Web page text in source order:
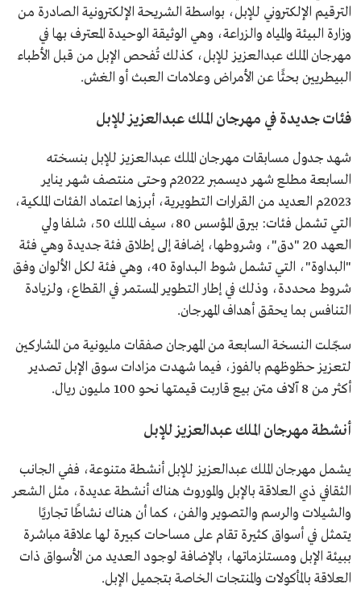
الترقيم الإلكتروني للإبل، بواسطة الشريحة الإلكترونية الصادرة من
وزارة البيئة والمياه والزراعة، وهي الوثيقة الوحيدة المعترف بها في
مهرجان الملك عبدالعزيز للإبل، كذلك تُفحص الإبل من قبل الأطباء
البيطريين بحثًا عن الأمراض وعلامات العبث أو الغش.
فئات جديدة في مهرجان الملك عبدالعزيز للإبل
شهد جدول مسابقات مهرجان الملك عبدالعزيز للإبل بنسخته
السابعة مطلع شهر ديسمبر 2022م وحتى منتصف شهر يناير
2023م العديد من القرارات التطويرية، أبرزها اعتماد الفئات الملكية،
التي تشمل فئات: بيرق المـؤسس 80، سيف الملك 50، شلفا ولي
العهد 20 "دق"، وشروطها، إضافة إلى إطلاق فئة جديدة وهي فئة
"البداوة"، التي تشمل شوط الـبـداوة 40، وهي فئة لكل الألوان وفق
شروط محددة، وذلك في إطار التطوير المستمر في القطاع، ولزيادة
التنافس بما يحقق أهداف المهرجان.
سجّلت النسخة السابعة من المهرجان صفقات مليونية من المشاركين
لتعزيز حظوظهم بالفوز، فيما شهدت مزادات سوق الإبل تصدير
أكثر من 8 آلاف متن بيع قاربت قيمتها نحو 100 مليون ريال.
أنشطة مهرجان الملك عبدالعزيز للإبل
يشمل مهرجان الملك عبدالعزيز للإبل أنشطة متنوعة، ففي الجانب
الثقافي ذي العلاقة بالإبل والموروث هناك أنشطة عديدة، مثل الشعر
والشيلات والرسم والتصوير والفن، كما أن هناك نشاطًا تجاريًا
يتمثل في أسواق كثيرة تقام على مساحات كبيرة لها علاقة مباشرة
ببيئة الإبل ومستلزماتها، بالإضافة لوجود العديد من الأسواق ذات
العلاقة بالمأكولات والمنتجات الخاصة بتجميل الإبل.